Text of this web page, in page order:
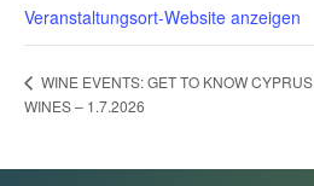
Veranstaltungsort-Website anzeigen
WINE EVENTS: GET TO KNOW CYPRUS
WINES – 1.7.2026